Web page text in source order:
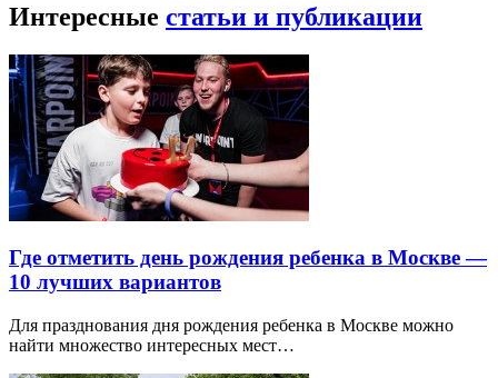
Интересные статьи и публикации
Где отметить день рождения ребенка в Москве —
10 лучших вариантов
Для празднования дня рождения ребенка в Москве можно
найти множество интересных мест…